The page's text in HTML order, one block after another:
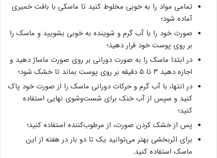
تمامی مواد را به خوبی مخلوط کنید تا ماسکی با بافت خمیری
آماده شود؛
صورت خود را با آب گرم و شوینده به خوبی بشویید و ماسک را
بر روی پوست خود قرار دهید؛
در ابتدا ماسک را به صورت دورانی بر روی صورت ماساژ دهید و
اجازه دهید ۳ تا ۵ دقیقه بر روی پوست بماند تا خشک شود؛
در انتها، با آب گرم و حرکات دورانی ماسک را از صورت خود پاک
کنید و سپس از آب خنک برای شست‌وشوی نهایی استفاده
کنید؛
پس از خشک کردن صورت، از مرطوب‌کننده استفاده کنید؛
برای اثربخشی بهتر می‌توانید یک تا دو بار در هفته از این
ماسک استفاده کنید.